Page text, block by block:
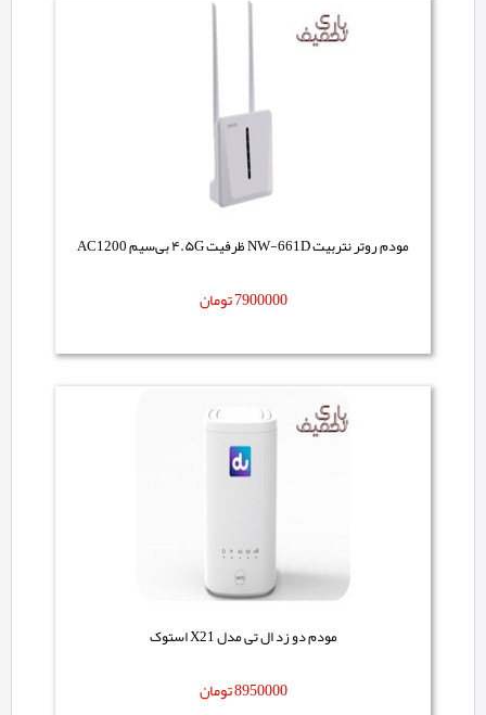
مودم روتر نتربیت NW-661D ظرفیت ۴.۵G بی‌سیم AC1200
7900000تومان
مودم دو زد ال تی مدل X21 استوک
8950000تومان